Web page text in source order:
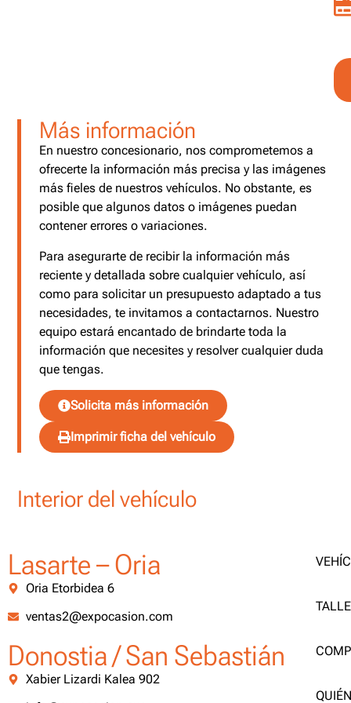
Más información
En nuestro concesionario, nos comprometemos a
ofrecerte la información más precisa y las imágenes
más fieles de nuestros vehículos. No obstante, es
posible que algunos datos o imágenes puedan
contener errores o variaciones.
Para asegurarte de recibir la información más
reciente y detallada sobre cualquier vehículo, así
como para solicitar un presupuesto adaptado a tus
necesidades, te invitamos a contactarnos. Nuestro
equipo estará encantado de brindarte toda la
información que necesites y resolver cualquier duda
que tengas.
Solicita más información
Imprimir ficha del vehículo
Interior del vehículo
Lasarte – Oria
Oria Etorbidea 6
ventas2@expocasion.com
Donostia / San Sebastián
Xabier Lizardi Kalea 902